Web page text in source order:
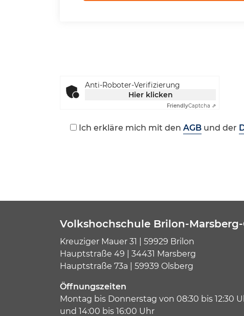
Anti-Roboter-Verifizierung
Hier klicken
FriendlyCaptcha ⇗
Ich erkläre mich mit den AGB und der
Volkshochschule Brilon-
Kreuziger Mauer 31 | 59929 Brilon
Hauptstraße 49 | 34431 Marsberg
Hauptstraße 73a | 59939 Olsberg
Öffnungszeiten
Montag bis Donnerstag von 08:30 bis 12:30
und 14:00 bis 16:00 Uhr